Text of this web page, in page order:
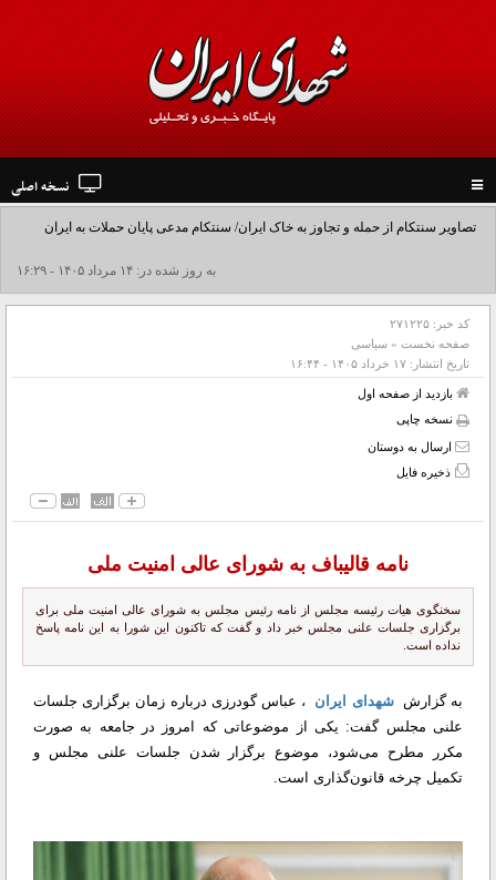
navigation
نسخه اصلی
تصاویر سنتکام از حمله و تجاوز به خاک ایران/ سنتکام مدعی پایان حملات به ایران
شد+فیلم به روز شده در: ۱۴ مرداد ۱۴۰۵ - ۱۶:۲۹
کد خبر: ۲۷۱۲۲۵
صفحه نخست » سیاسی
تاریخ انتشار: ۱۷ خرداد ۱۴۰۵ - ۱۶:۴۴
بازدید از صفحه اول
نسخه چاپی
ارسال به دوستان
ذخیره فایل
نامه قالیباف به شورای عالی امنیت ملی
سخنگوی هیات رئیسه مجلس از نامه رئیس مجلس به شورای عالی امنیت ملی برای
برگزاری جلسات علنی مجلس خبر داد و گفت که تاکنون این شورا به این نامه پاسخ
نداده است.
به گزارششهدای ایران ، عباس گودرزی درباره زمان برگزاری جلسات
علنی مجلس گفت: یکی از موضوعاتی که امروز در جامعه به صورت
مکرر مطرح می‌شود، موضوع برگزار شدن جلسات علنی مجلس و
تکمیل چرخه قانون‌گذاری است.